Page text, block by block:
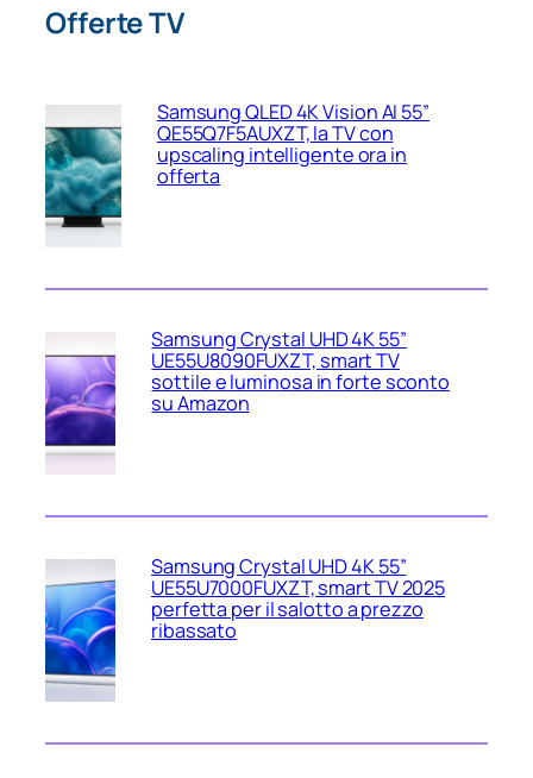
Offerte TV
Samsung QLED 4K Vision AI 55”
QE55Q7F5AUXZT, la TV con
upscaling intelligente ora in
offerta
Samsung Crystal UHD 4K 55”
UE55U8090FUXZT, smart TV
sottile e luminosa in forte sconto
su Amazon
Samsung Crystal UHD 4K 55”
UE55U7000FUXZT, smart TV 2025
perfetta per il salotto a prezzo
ribassato